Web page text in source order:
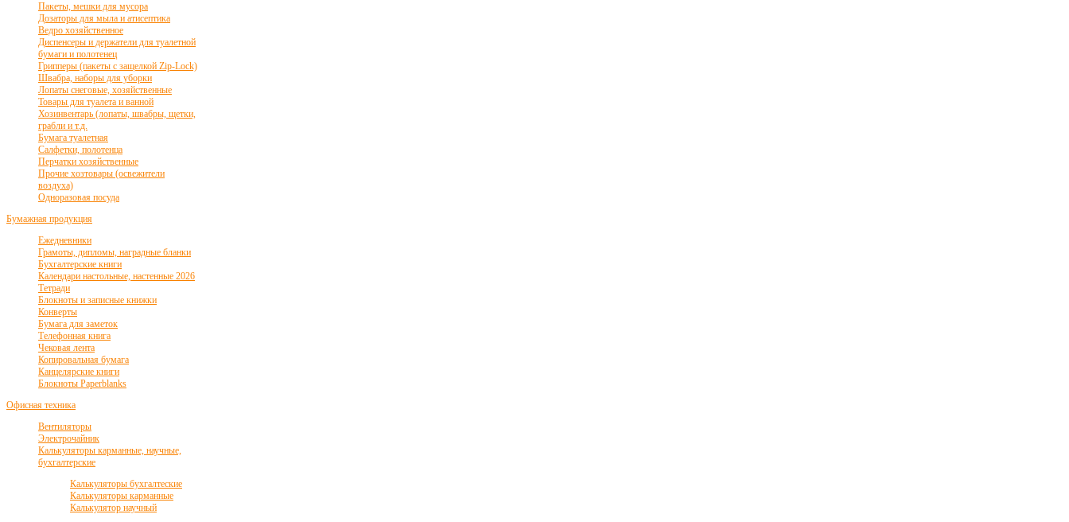
Пакеты, мешки для мусора
Дозаторы для мыла и атисептика
Ведро хозяйственное
Диспенсеры и держатели для туалетной
бумаги и полотенец
Грипперы (пакеты с защелкой Zip-Lock)
Швабра, наборы для уборки
Лопаты снеговые, хозяйственные
Товары для туалета и ванной
Хозинвентарь (лопаты, швабры, щетки,
грабли и т.д.
Бумага туалетная
Салфетки, полотенца
Перчатки хозяйственные
Прочие хозтовары (освежители
воздуха)
Одноразовая посуда
Бумажная продукция
Ежедневники
Грамоты, дипломы, наградные бланки
Бухгалтерские книги
Календари настольные, настенные 2026
Тетради
Блокноты и записные книжки
Конверты
Бумага для заметок
Телефонная книга
Чековая лента
Копировальная бумага
Канцелярские книги
Блокноты Paperblanks
Офисная техника
Вентиляторы
Электрочайник
Калькуляторы карманные, научные,
бухгалтерские
Калькуляторы бухгалтеские
Калькуляторы карманные
Калькулятор научный